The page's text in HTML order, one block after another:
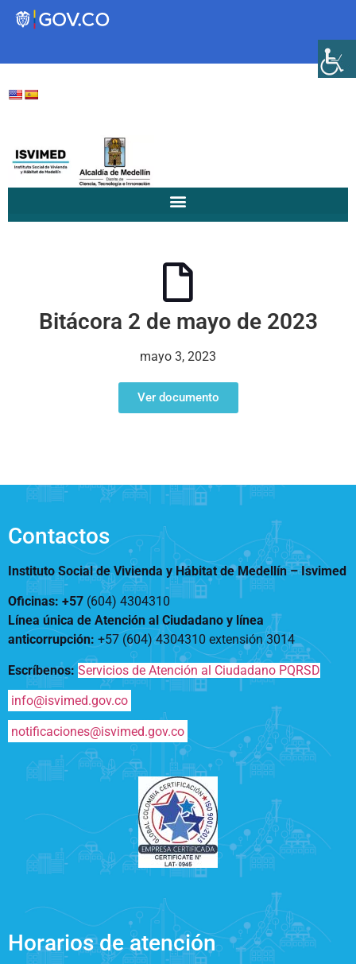
Transparencia
Participa
Hábitat de Medellín
Servicios
Vivienda Nueva
Vivienda un proyecto
Reconocimiento de
Edificaciones – C0
Acompañamiento Social
OPV-JVC
Rendición de cuentas
Encuesta de Percepción
Tamaño de la
fuente
Contraste
Centro de relevo
Más Información sobre Accesibilidad
Bitácora 2 de mayo de 2023
mayo 3, 2023
Ver documento
Contactos
Instituto Social de Vivienda y Hábitat de Medellín –Isvimed
Oficinas: +57 (604) 4304310
Línea única de Atención al Ciudadano y línea
anticorrupción: +57 (604) 4304310 extensión3014
Escríbenos: Servicios de Atención al Ciudadano PQRSD
info@isvimed.gov.co
notificaciones@isvimed.gov.co
Horarios de atención